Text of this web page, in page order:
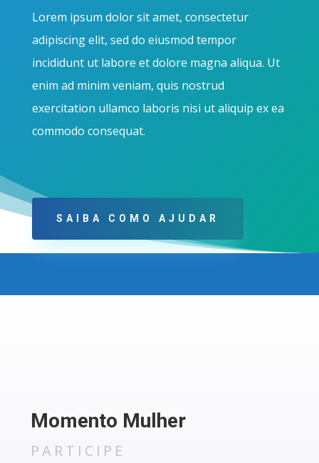
Lorem ipsum dolor sit amet, consectetur
adipiscing elit, sed do eiusmod tempor
incididunt ut labore et dolore magna aliqua. Ut
enim ad minim veniam, quis nostrud
exercitation ullamco laboris nisi ut aliquip ex ea
commodo consequat.
SAIBA COMO AJUDAR
Momento Mulher
PARTICIPE